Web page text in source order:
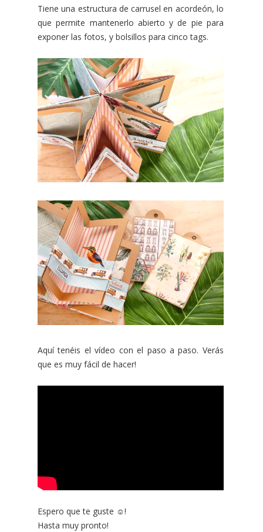
Tiene una estructura de carrusel en acordeón, lo
que permite mantenerlo abierto y de pie para
exponer las fotos, y bolsillos para cinco tags.
Aquí tenéis el vídeo con el paso a paso. Verás
que es muy fácil de hacer!
Espero que te guste ☺️!
Hasta muy pronto!